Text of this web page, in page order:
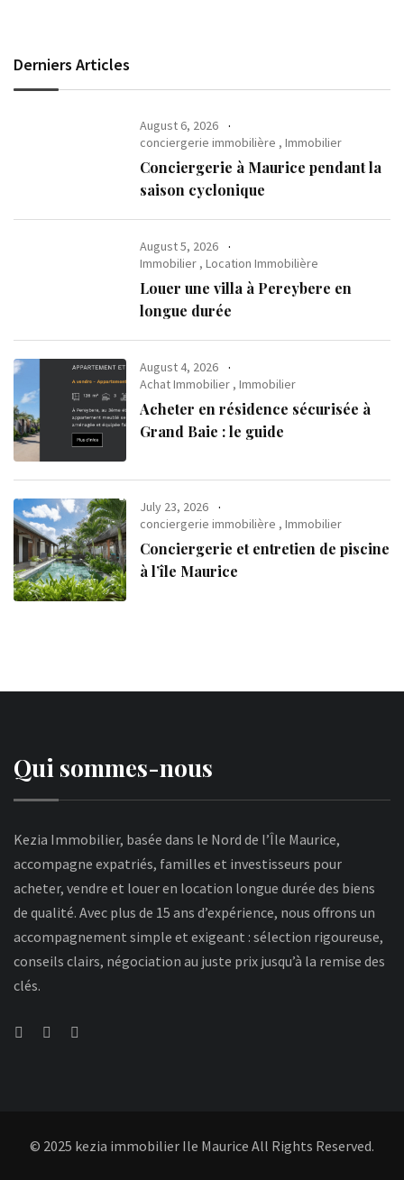
Derniers Articles
August 6, 2026
conciergerie immobilière ,Immobilier
Conciergerie à Maurice pendant la
saison cyclonique
August 5, 2026
Immobilier ,Location Immobilière
Louer une villa à Pereybere en
longue durée
August 4, 2026
Achat Immobilier ,Immobilier
Acheter en résidence sécurisée à
Grand Baie : le guide
July 23, 2026
conciergerie immobilière ,Immobilier
Conciergerie et entretien de piscine
à l’île Maurice
Qui sommes-nous
Kezia Immobilier, basée dans le Nord de l’Île Maurice,
accompagne expatriés, familles et investisseurs pour
acheter, vendre et louer en location longue durée des biens
de qualité. Avec plus de 15 ans d’expérience, nous offrons un
accompagnement simple et exigeant : sélection rigoureuse,
conseils clairs, négociation au juste prix jusqu’à la remise des
clés.
© 2025 kezia immobilier Ile Maurice All Rights Reserved.